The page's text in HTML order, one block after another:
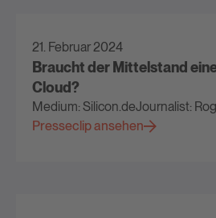
21. Februar 2024
Braucht der Mittelstand
Cloud?
Medium: Silicon.deJournalist:
Presseclip ansehen